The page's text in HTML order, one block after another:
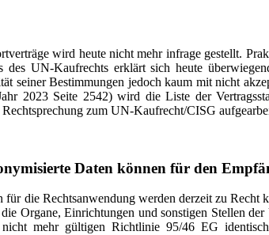
wird heute nicht mehr infrage gestellt.
UN-Kaufrechts erklärt sich heute
seiner Bestimmungen jedoch kaum mit nicht
2023 Seite 2542) wird die Liste der
zum UN-Kaufrecht/CISG
Daten können für den
für die Rechtsanwendung werden derzeit zu
Organe, Einrichtungen und sonstigen Stellen
mehr gültigen Richtlinie 95/46 EG